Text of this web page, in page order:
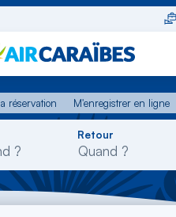
réservation M'enregistrer en ligne
réservation M'enregistrer en ligne
Retour